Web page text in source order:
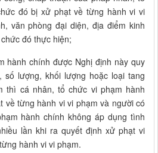
đó bị xử phạt về từng hành vi vi
văn phòng đại diện, địa điểm kinh
đó thực hiện;
hành chính được Nghị định này quy
lượng, khối lượng hoặc loại tang
thì cá nhân, tổ chức vi phạm hành
về từng hành vi vi phạm và người có
hành chính không áp dụng tình
lần khi ra quyết định xử phạt vi
hành vi vi phạm.